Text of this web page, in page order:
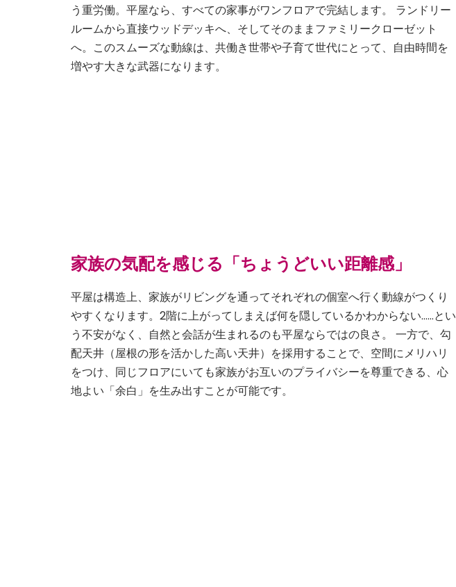
う重労働。平屋なら、すべての家事がワンフロアで完結します。 ランドリー
ルームから直接ウッドデッキへ、そしてそのままファミリークローゼット
へ。このスムーズな動線は、共働き世帯や子育て世代にとって、自由時間を
増やす大きな武器になります。
家族の気配を感じる「ちょうどいい距離感」
平屋は構造上、家族がリビングを通ってそれぞれの個室へ行く動線がつくり
やすくなります。2階に上がってしまえば何を隠しているかわからない……とい
う不安がなく、自然と会話が生まれるのも平屋ならではの良さ。 一方で、勾
配天井（屋根の形を活かした高い天井）を採用することで、空間にメリハリ
をつけ、同じフロアにいても家族がお互いのプライバシーを尊重できる、心
地よい「余白」を生み出すことが可能です。